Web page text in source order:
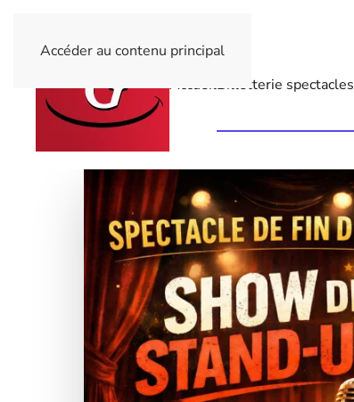
Accéder au contenu principal
AccueilBilletterie spectacles